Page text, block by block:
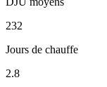
232
Jours de chauffe
2.8